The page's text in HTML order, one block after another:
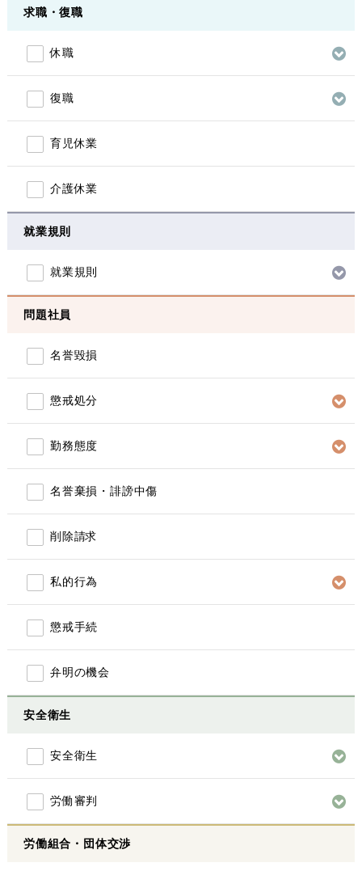
求職・復職
休職
復職
育児休業
介護休業
就業規則
就業規則
問題社員
名誉毀損
懲戒処分
勤務態度
名誉棄損・誹謗中傷
削除請求
私的行為
懲戒手続
弁明の機会
安全衛生
安全衛生
労働審判
労働組合・団体交渉